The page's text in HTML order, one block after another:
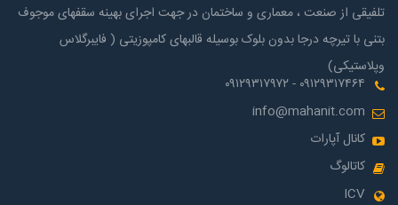
تلفیقی از صنعت ، معماری و ساختمان در جهت اجرای بهینه سقفهای موجوف
بتنی با تیرچه درجا بدون بلوک بوسیله قالبهای کامپوزیتی ( فایبرگلاس
وپلاستیکی)
۰۹۱۲۹۳۱۷۴۶۴ - ۰۹۱۲۹۳۱۷۹۷۲
info@mahanit.com
کانال آپارات
کاتالوگ
ICV